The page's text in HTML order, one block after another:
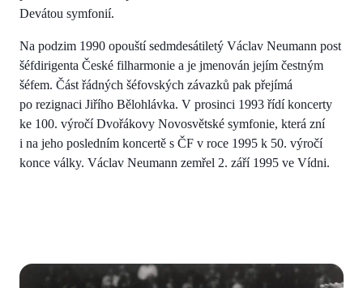
Devátou symfonií.
Na podzim 1990 opouští sedmdesátiletý Václav Neumann post
šéfdirigenta České filharmonie a je jmenován jejím čestným
šéfem. Část řádných šéfovských závazků pak přejímá
po rezignaci Jiřího Bělohlávka. V prosinci 1993 řídí koncerty
ke 100. výročí Dvořákovy Novosvětské symfonie, která zní
i na jeho posledním koncertě s ČF v roce 1995 k 50. výročí
konce války. Václav Neumann zemřel 2. září 1995 ve Vídni.